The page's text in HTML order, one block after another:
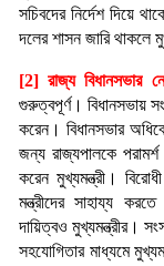
সচিবদের নির্দেশ দিয়ে
দলের শাসন জারি থাকলে
[2] রাজ্য বিধানসভার
গুরুত্বপূর্ণ। বিধানসভায়
করেন। বিধানসভার
জন্য রাজ্যপালকে
করেন মুখ্যমন্ত্রী।
মন্ত্রীদের সাহায্য
দায়িত্বও মুখ্যমন্ত্রীর।
সহযোগিতার মাধ্যমে